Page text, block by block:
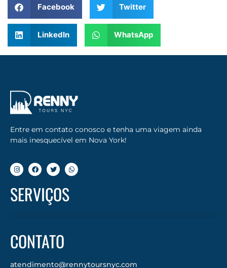
Facebook Twitter
LinkedIn WhatsApp
Entre em contato conosco e tenha uma viagem ainda
mais inesquecível em Nova York!
SERVIÇOS
CONTATO
atendimento@rennytoursnyc.com